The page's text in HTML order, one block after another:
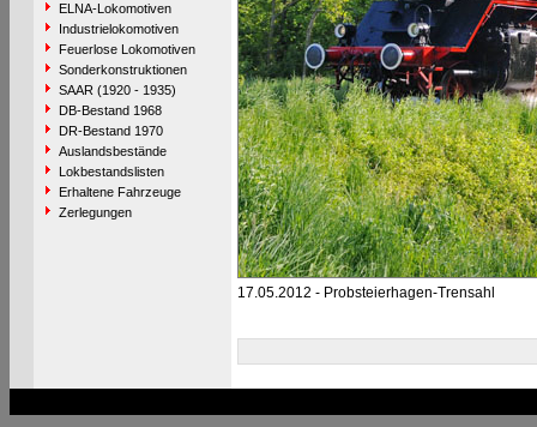
ELNA-Lokomotiven
Industrielokomotiven
Feuerlose Lokomotiven
Sonderkonstruktionen
SAAR (1920 - 1935)
DB-Bestand 1968
DR-Bestand 1970
Auslandsbestände
Lokbestandslisten
Erhaltene Fahrzeuge
Zerlegungen
17.05.2012 - Probsteierhagen-Trensahl